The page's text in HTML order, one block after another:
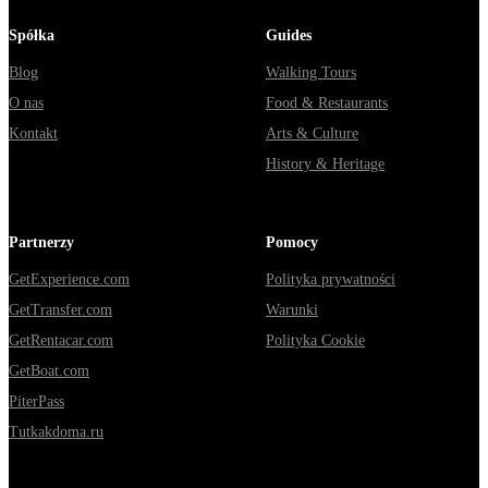
Spółka
Blog
O nas
Kontakt
Guides
Walking Tours
Food & Restaurants
Arts & Culture
History & Heritage
Partnerzy
GetExperience.com
GetTransfer.com
GetRentacar.com
GetBoat.com
PiterPass
Tutkakdoma.ru
Pomocy
Polityka prywatności
Warunki
Polityka Cookie